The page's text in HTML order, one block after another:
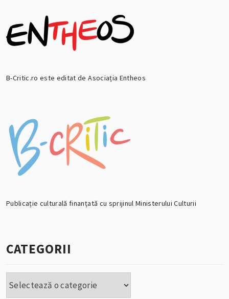
B-Critic.ro este editat de Asociația Entheos
Publicație culturală finanțată cu sprijinul Ministerului Culturii
CATEGORII